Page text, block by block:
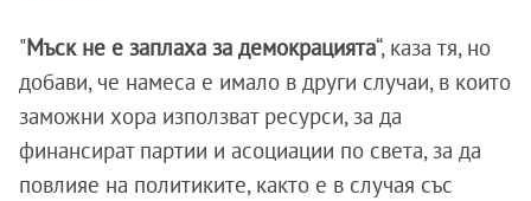
"Мъск не е заплаха за демокрацията“, каза тя, но
добави, че намеса е имало в други случаи, в които
заможни хора използват ресурси, за да
финансират партии и асоциации по света, за да
повлияе на политиките, както е в случая със